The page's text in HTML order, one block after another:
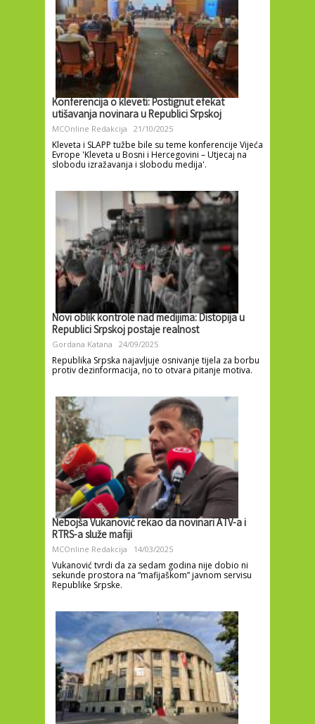
Konferencija o kleveti: Postignut efekat
utišavanja novinara u Republici Srpskoj
MCOnline Redakcija 21/10/2025
Kleveta i SLAPP tužbe bile su teme konferencije Vijeća
Evrope 'Kleveta u Bosni i Hercegovini – Utjecaj na
slobodu izražavanja i slobodu medija'.
Novi oblik kontrole nad medijima: Distopija u
Republici Srpskoj postaje realnost
Gordana Katana 24/09/2025
Republika Srpska najavljuje osnivanje tijela za borbu
protiv dezinformacija, no to otvara pitanje motiva.
Nebojša Vukanović rekao da novinari ATV-a i
RTRS-a služe mafiji
MCOnline Redakcija 14/03/2025
Vukanović tvrdi da za sedam godina nije dobio ni
sekunde prostora na “mafijaškom” javnom servisu
Republike Srpske.